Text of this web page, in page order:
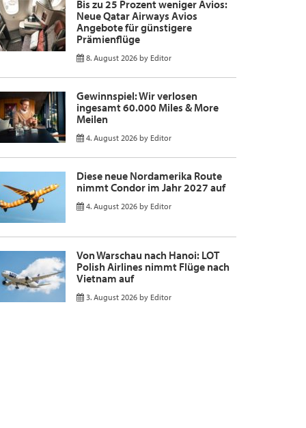
Bis zu 25 Prozent weniger Avios:
Neue Qatar Airways Avios
Angebote für günstigere
Prämienflüge
8. August 2026 by Editor
Gewinnspiel: Wir verlosen
ingesamt 60.000 Miles & More
Meilen
4. August 2026 by Editor
Diese neue Nordamerika Route
nimmt Condor im Jahr 2027 auf
4. August 2026 by Editor
Von Warschau nach Hanoi: LOT
Polish Airlines nimmt Flüge nach
Vietnam auf
3. August 2026 by Editor